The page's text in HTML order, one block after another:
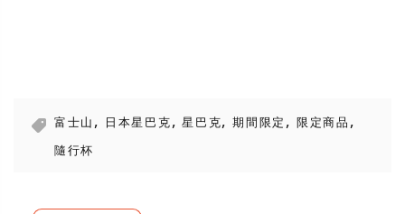
富士山 , 日本星巴克, 星巴克, 期間限定 , 限定商品 ,
隨行杯